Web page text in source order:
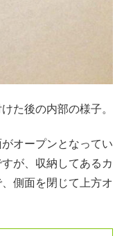
た後の内部の様子。
オープンとなってい
が、収納してあるカ
側面を閉じて上方オ